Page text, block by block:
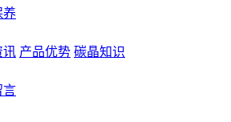
养
讯 产品优势 碳晶知识
言